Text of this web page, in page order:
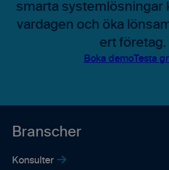
smarta systemlösningar
vardagen och öka
ert företag.
Boka demo Testa
Branscher
Konsulter